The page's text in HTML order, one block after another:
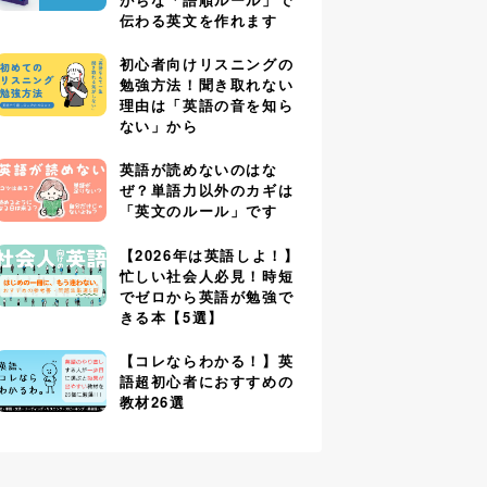
伝わる英文を作れます
初心者向けリスニングの
勉強方法！聞き取れない
理由は「英語の音を知ら
ない」から
英語が読めないのはな
ぜ？単語力以外のカギは
「英文のルール」です
【2026年は英語しよ！】
忙しい社会人必見！時短
でゼロから英語が勉強で
きる本【5選】
【コレならわかる！】英
語超初心者におすすめの
教材26選